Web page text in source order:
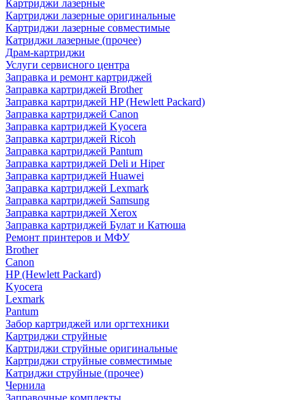
Картриджи лазерные
Картриджи лазерные оригинальные
Картриджи лазерные совместимые
Катриджи лазерные (прочее)
Драм-картриджи
Услуги сервисного центра
Заправка и ремонт картриджей
Заправка картриджей Brother
Заправка картриджей HP (Hewlett Packard)
Заправка картриджей Canon
Заправка картриджей Kyocera
Заправка картриджей Ricoh
Заправка картриджей Pantum
Заправка картриджей Deli и Hiper
Заправка картриджей Huawei
Заправка картриджей Lexmark
Заправка картриджей Samsung
Заправка картриджей Xerox
Заправка картриджей Булат и Катюша
Ремонт принтеров и МФУ
Brother
Canon
HP (Hewlett Packard)
Kyocera
Lexmark
Pantum
Забор картриджей или оргтехники
Картриджи струйные
Картриджи струйные оригинальные
Картриджи струйные совместимые
Катриджи струйные (прочее)
Чернила
Заправочные комплекты